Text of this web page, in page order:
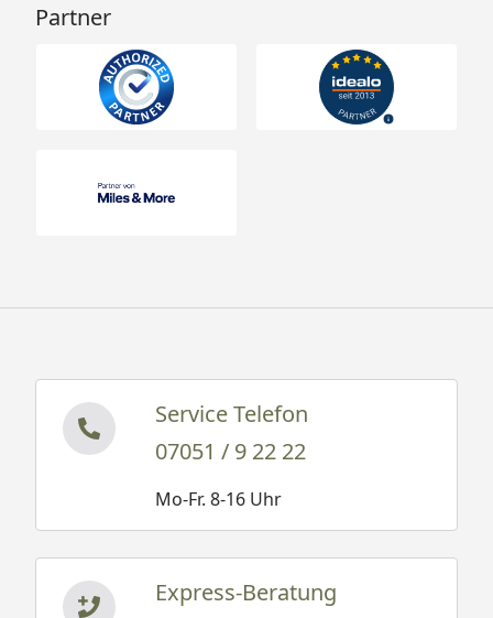
Partner
Service Telefon
07051 / 9 22 22
Mo-Fr. 8-16 Uhr
Express-Beratung